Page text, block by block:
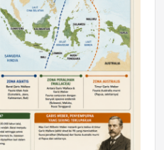
Kalimantan Timur 2 Dukung
Samarinda dalam Astra
Future Leaders 2026
19:01